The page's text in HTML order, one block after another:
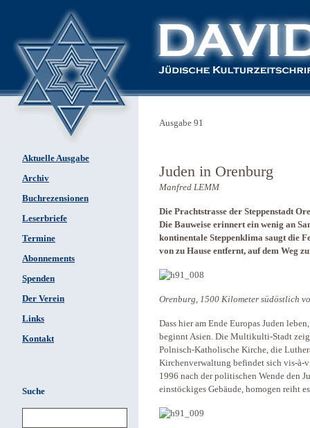
Aktuelle Ausgabe
Archiv
Buchrezensionen
Leserbriefe
Termine
Abonnements
Spenden
Der Verein
Links
Kontakt
Suche
Ausgabe 91
Juden in Orenburg
Manfred LEMM
Die Prachtstrasse der Steppenstadt
Die Bauweise erinnert ein wenig an
kontinentale Steppenklima saugt die
von zu Hause entfernt, auf dem Weg
Orenburg, 1500 Kilometer südöstlich
Dass hier am Ende Europas Juden
beginnt Asien. Die Multikulti-Stadt
Polnisch-Katholische Kirche, die
Kirchenverwaltung befindet sich vis-à-
1996 nach der politischen Wende den
einstöckiges Gebäude, homogen reiht